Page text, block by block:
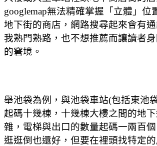
googlemap無法精確掌握「立體」位
地下街的商店，網路搜尋起來會有
我熟門熟路，也不想推薦而讓讀者
的窘境。
舉池袋為例，與池袋車站(包括東池
起碼十幾棟，十幾棟大樓之間的地
雜，電梯與出口的數量起碼一兩百
逛逛倒也還好，但要在裡頭找特定